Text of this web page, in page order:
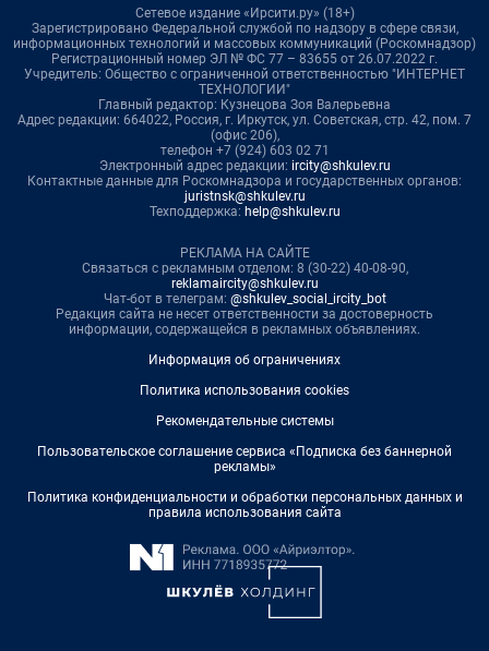
Сетевое издание «Ирсити.ру» (18+)
Зарегистрировано Федеральной службой по надзору в сфере связи,
информационных технологий и массовых коммуникаций (Роскомнадзор)
Регистрационный номер ЭЛ № ФС 77 – 83655 от 26.07.2022 г.
Учредитель: Общество с ограниченной ответственностью "ИНТЕРНЕТ
ТЕХНОЛОГИИ"
Главный редактор: Кузнецова Зоя Валерьевна
Адрес редакции: 664022, Россия, г. Иркутск, ул. Советская, стр. 42, пом. 7
(офис 206),
телефон +7 (924) 603 02 71
Электронный адрес редакции: ircity@shkulev.ru
Контактные данные для Роскомнадзора и государственных органов:
juristnsk@shkulev.ru
Техподдержка: help@shkulev.ru
РЕКЛАМА НА САЙТЕ
Связаться с рекламным отделом: 8 (30-22) 40-08-90,
reklamaircity@shkulev.ru
Чат-бот в телеграм: @shkulev_social_ircity_bot
Редакция сайта не несет ответственности за достоверность
информации, содержащейся в рекламных объявлениях.
Информация об ограничениях
Политика использования cookies
Рекомендательные системы
Пользовательское соглашение сервиса «Подписка без баннерной
рекламы»
Политика конфиденциальности и обработки персональных данных и
правила использования сайта